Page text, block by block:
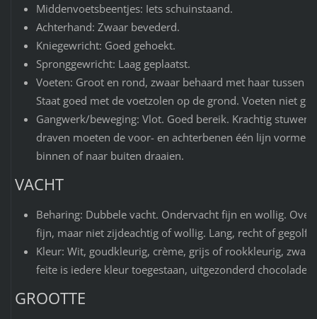
Middenvoetsbeentjes: Iets schuinstaand.
Achterhand: Zwaar bevederd.
Kniegewricht: Goed gehoekt.
Spronggewricht: Laag geplaatst.
Voeten: Groot en rond, zwaar behaard met haar tussen
Staat goed met de voetzolen op de grond. Voeten niet
Gangwerk/beweging: Vlot. Goed bereik. Krachtig
draven moeten de voor- en achterbenen één lijn vormen
binnen of naar buiten draaien.
VACHT
Beharing: Dubbele vacht. Ondervacht fijn en wollig.
fijn, maar niet zijdeachtig of wollig. Lang, recht of
Kleur: Wit, goudkleurig, crème, grijs of rookkleurig,
feite is iedere kleur toegestaan, uitgezonderd chocolade-
GROOTTE